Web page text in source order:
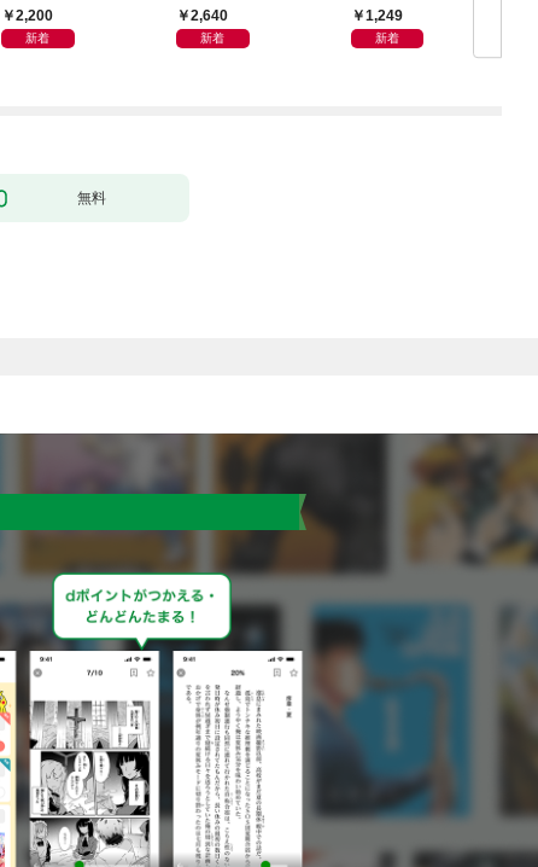
2,200
新着
aboratoryで実践するL
LM・RAG・ファイン
2,640
新着
ikTok
1,249
新着
無料